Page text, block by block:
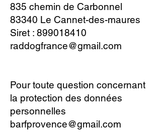
835 chemin de Carbonnel
83340 Le Cannet-des-maures
Siret : 899018410
raddogfrance@gmail.com
​Pour toute question concernant
la protection des données
personnelles
barfprovence@gmail.com